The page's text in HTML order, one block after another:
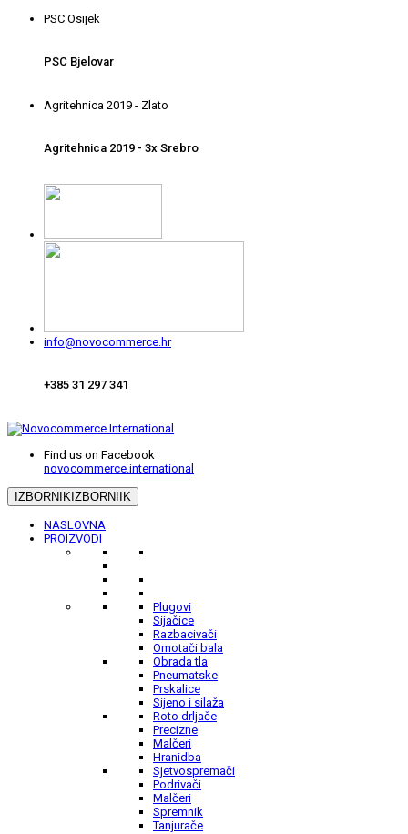
PSC Osijek
PSC Bjelovar
Agritehnica 2019 - Zlato
Agritehnica 2019 - 3x Srebro
info@novocommerce.hr
+385 31 297 341
Find us on Facebook
novocommerce.international
IZBORNIKIZBORNIIK
NASLOVNA
PROIZVODI
Plugovi
Sijačice
Razbacivači
Omotači bala
Obrada tla
Pneumatske
Prskalice
Sijeno i silaža
Roto drljače
Precizne
Malčeri
Hranidba
Sjetvospremači
Podrivači
Malčeri
Spremnik
Tanjurače